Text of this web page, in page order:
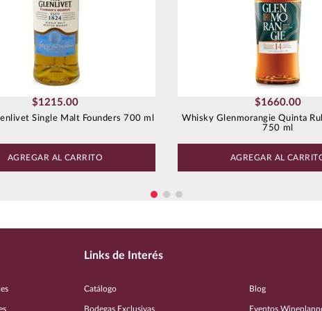
$1215.00
Single Malt Founders 700 ml
AGREGAR AL CARRITO
$1660.00
Whisky Glenmorangie Quinta
750 ml
AGREGAR AL
Links de Interés
Catálogo
Bodegas Exclusivas
Blog
Eventos